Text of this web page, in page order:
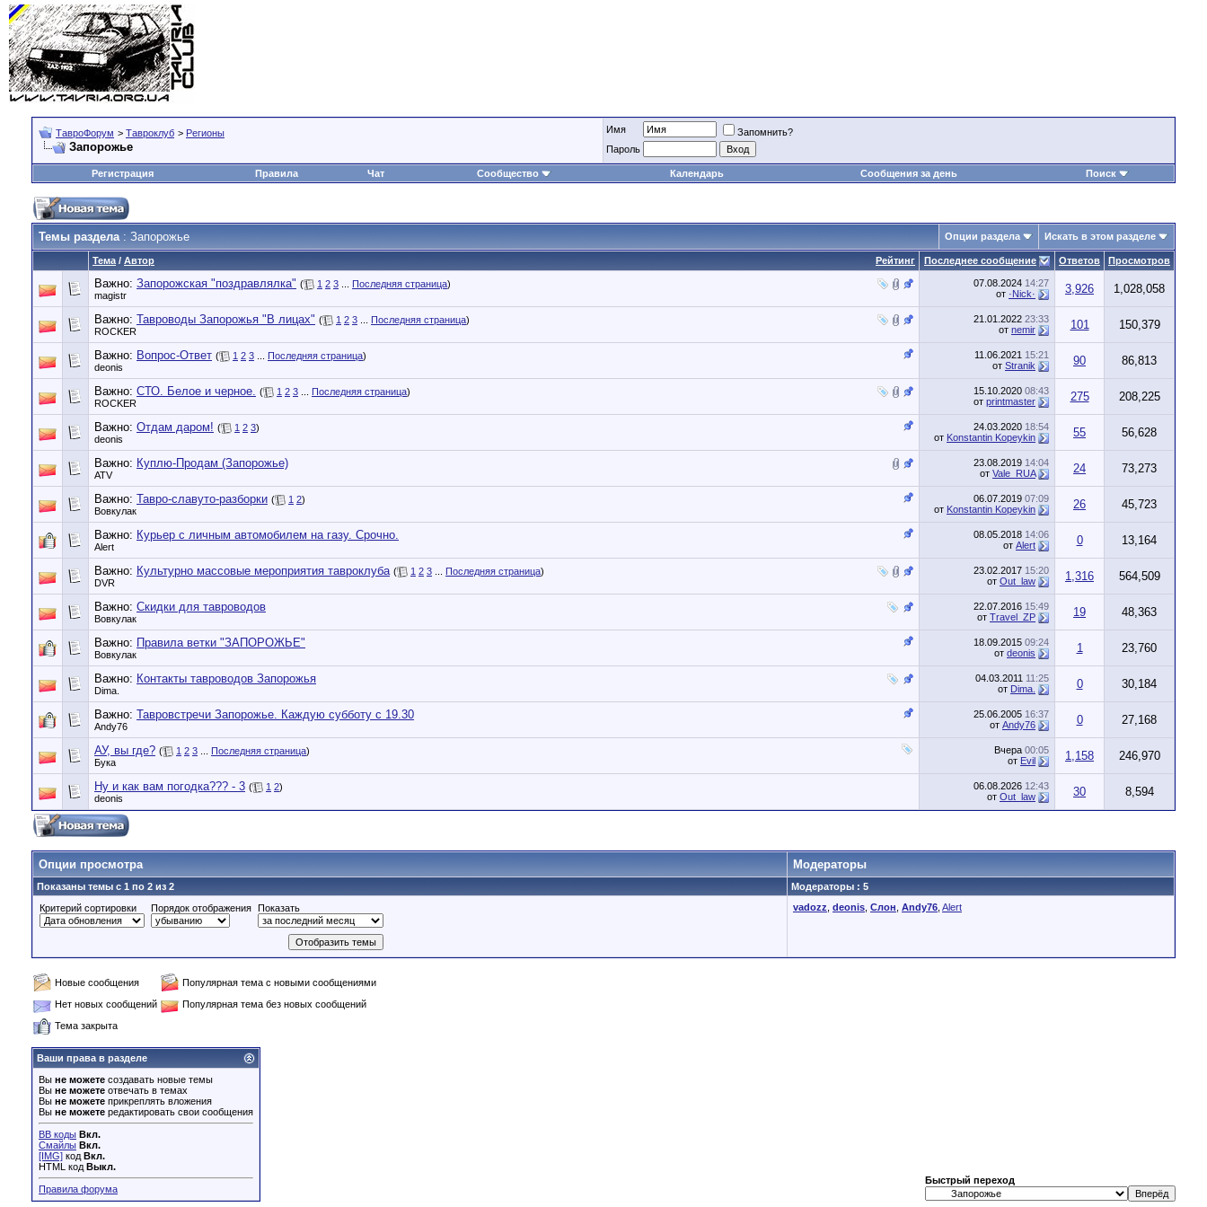
ТавроФорум > Тавроклуб > Регионы
Запорожье
Имя
Запомнить?
Пароль
Регистрация Правила Чат Сообщество Календарь Сообщения за день Поиск
Темы раздела: Запорожье Опции раздела Искать в этом разделе
Рейтинг
Тема / Автор Последнее сообщение Ответов Просмотров
Важно: Запорожская "поздравлялка" ( 1 2 3 Последняя страница)
magistr
07.08.2024 14:27
от ·Nick· 3,926 1,028,058
Важно: Тавроводы Запорожья "В лицах" ( 1 2 3 Последняя страница)
ROCKER
21.01.2022 23:33
от nemir 101 150,379
Важно: Вопрос-Ответ ( 1 2 3 Последняя страница)
deonis
11.06.2021 15:21
от Stranik 90 86,813
Важно: СТО. Белое и черное. ( 1 2 3 Последняя страница)
ROCKER
15.10.2020 08:43
от printmaster 275 208,225
Важно: Отдам даром! ( 1 2 3)
deonis
24.03.2020 18:54
от Konstantin Kopeykin 55 56,628
Важно: Куплю-Продам (Запорожье)
ATV
23.08.2019 14:04
от Vale_RUA 24 73,273
Важно: Тавро-славуто-разборки ( 1 2)
Вовкулак
06.07.2019 07:09
от Konstantin Kopeykin 26 45,723
Важно: Курьер с личным автомобилем на газу. Срочно.
Alert
08.05.2018 14:06
от Alert 0 13,164
Важно: Культурно массовые мероприятия тавроклуба ( 1 2 3 Последняя страница)
DVR
23.02.2017 15:20
от Out_law 1,316 564,509
Важно: Скидки для тавроводов
Вовкулак
22.07.2016 15:49
от Travel_ZP 19 48,363
Важно: Правила ветки "ЗАПОРОЖЬЕ"
Вовкулак
18.09.2015 09:24
от deonis 1 23,760
Важно: Контакты тавроводов Запорожья
Dima.
04.03.2011 11:25
от Dima. 0 30,184
Важно: Тавровстречи Запорожье. Каждую субботу с 19.30
Andy76
25.06.2005 16:37
от Andy76 0 27,168
АУ, вы где? ( 1 2 3 Последняя страница)
Бука
Вчера 00:05
от Evil 1,158 246,970
Ну и как вам погодка??? - 3 ( 1 2)
deonis
06.08.2026 12:43
от Out_law 30 8,594
Опции просмотра Модераторы
Показаны темы с 1 по 2 из 2
Модераторы : 5
Критерий сортировки
Порядок отображения Показать vadozz deonis Слон Andy76 Alert
Новые сообщения
Популярная тема с новыми сообщениями
Нет новых сообщений
Популярная тема без новых сообщений
Тема закрыта
Ваши права в разделе
Вы не можете создавать новые темы
Вы не можете отвечать в темах
Вы не можете прикреплять вложения
Вы не можете редактировать свои сообщения
BB коды Вкл.
Смайлы Вкл.
[IMG] код Вкл.
HTML код Выкл.
Правила форума
Быстрый переход